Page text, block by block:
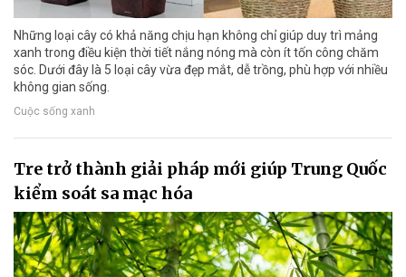
Những loại cây có khả năng chịu hạn không chỉ giúp duy trì mảng
xanh trong điều kiện thời tiết nắng nóng mà còn ít tốn công chăm
sóc. Dưới đây là 5 loại cây vừa đẹp mắt, dễ trồng, phù hợp với nhiều
không gian sống.
Cuộc sống xanh
Tre trở thành giải pháp mới giúp Trung Quốc
kiểm soát sa mạc hóa